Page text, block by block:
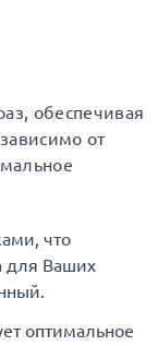
обеспечивая
от
что
для Ваших
оптимальное